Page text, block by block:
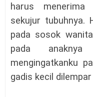
harus
sekujur tubuhnya.
pada sosok
pada
mengingatkanku
gadis kecil